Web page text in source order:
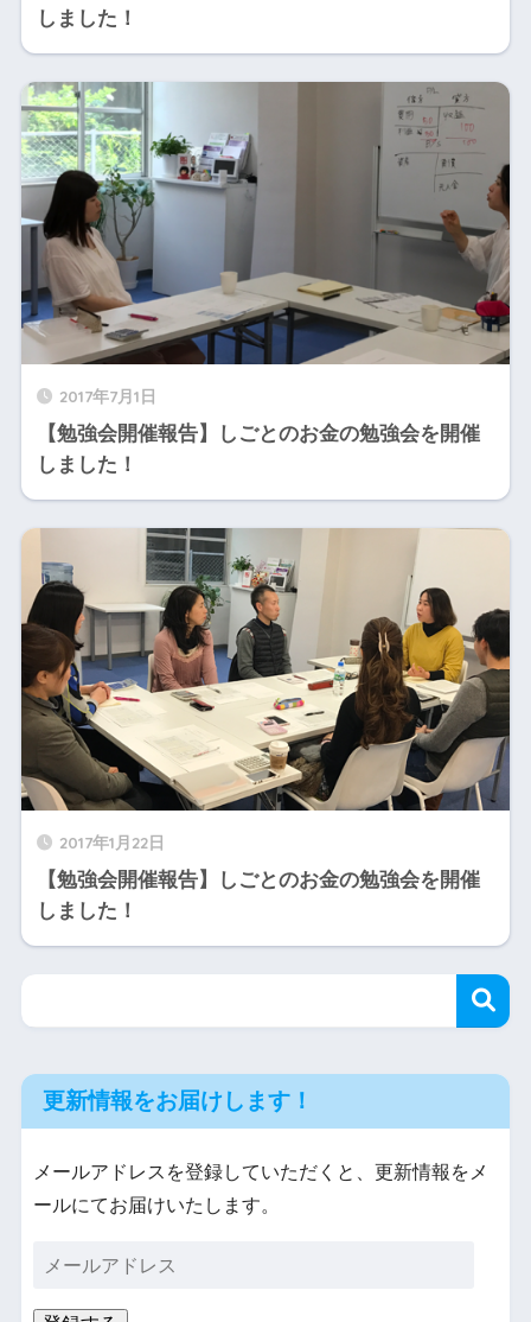
しました！
2017年7月1日
【勉強会開催報告】しごとのお金の勉強会を開催
しました！
2017年1月22日
【勉強会開催報告】しごとのお金の勉強会を開催
しました！
更新情報をお届けします！
メールアドレスを登録していただくと、更新情報をメ
ールにてお届けいたします。